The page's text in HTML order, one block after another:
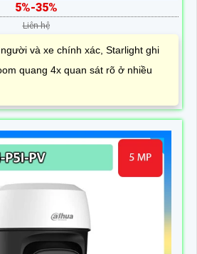
5%-35%
Liên hệ
và xe chính xác, Starlight ghi
quang 4x quan sát rõ ở nhiều